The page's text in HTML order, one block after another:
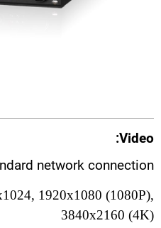
Video:
network connection
1920x1080 (1080P),
3840x2160 (4K)